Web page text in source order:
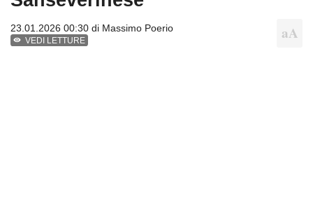
23.01.2026 00:30 di Massimo Poerio
VEDI LETTURE